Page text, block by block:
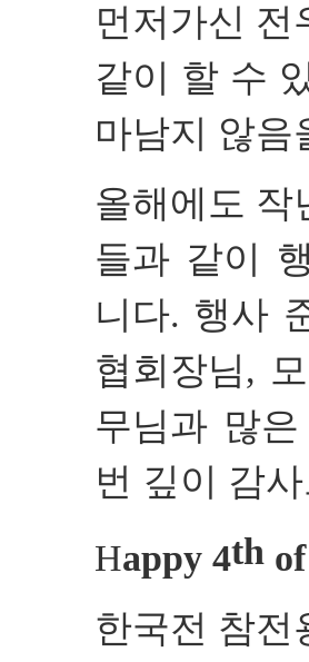
먼저가신
같이 할 수
마남지 않음
올해에도 작
들과 같이
니다. 행사
협회장님,
무님과 많
번 깊이 감
Happy 4thof
한국전 참전